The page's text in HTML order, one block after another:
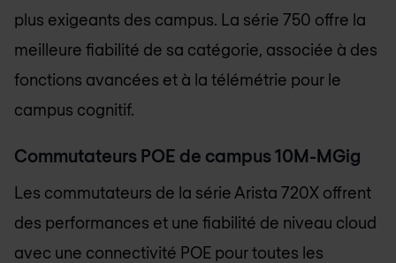
plus exigeants des campus. La série 750 offre la
meilleure fiabilité de sa catégorie, associée à des
fonctions avancées et à la télémétrie pour le
campus cognitif.
Commutateurs POE de campus 10M-MGig
Les commutateurs de la série Arista 720X offrent
des performances et une fiabilité de niveau cloud
avec une connectivité POE pour toutes les